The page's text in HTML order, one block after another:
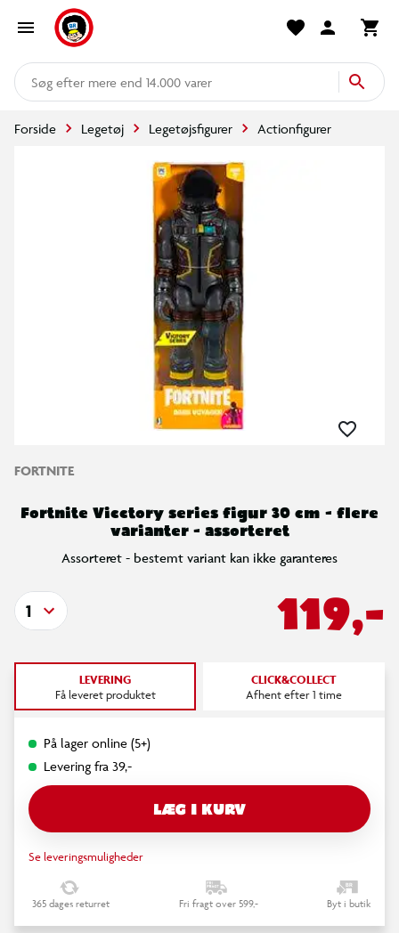
mere end 14.000 varer
Forside Legetøj Legetøjsfigurer Actionfigurer
FORTNITE
Fortnite Vicctory series figur 30 cm - flere
varianter - assorteret
Assorteret - bestemt variant kan ikke garanteres
119,-
1
LEVERING
Få leveret produktet
CLICK&COLLECT
Afhent efter 1 time
På lager online (5+)
Levering fra 39,-
LÆG I KURV
Se leveringsmuligheder
365 dages returret Fri fragt over 599,- Byt i butik